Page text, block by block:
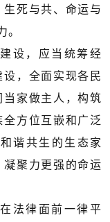
死与共、命运与
设，应当统筹经
，全面实现各民
家做主人，构筑
方位互嵌和广泛
谐共生的生态家
聚力更强的命运
法律面前一律平